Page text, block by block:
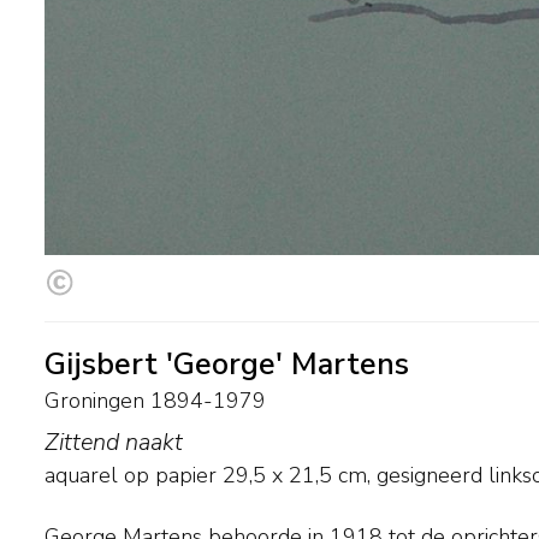
Gijsbert 'George' Martens
Groningen 1894-1979
Zittend naakt
aquarel op papier 29,5 x 21,5 cm, gesigneerd